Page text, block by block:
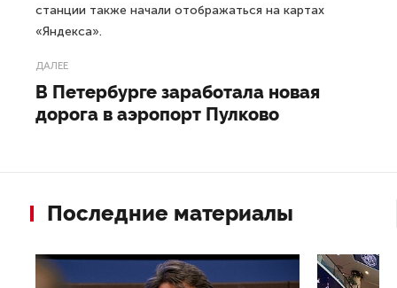
станции также начали отображаться на картах
«Яндекса».
ДАЛЕЕ
В Петербурге заработала новая
дорога в аэропорт Пулково
Последние материалы